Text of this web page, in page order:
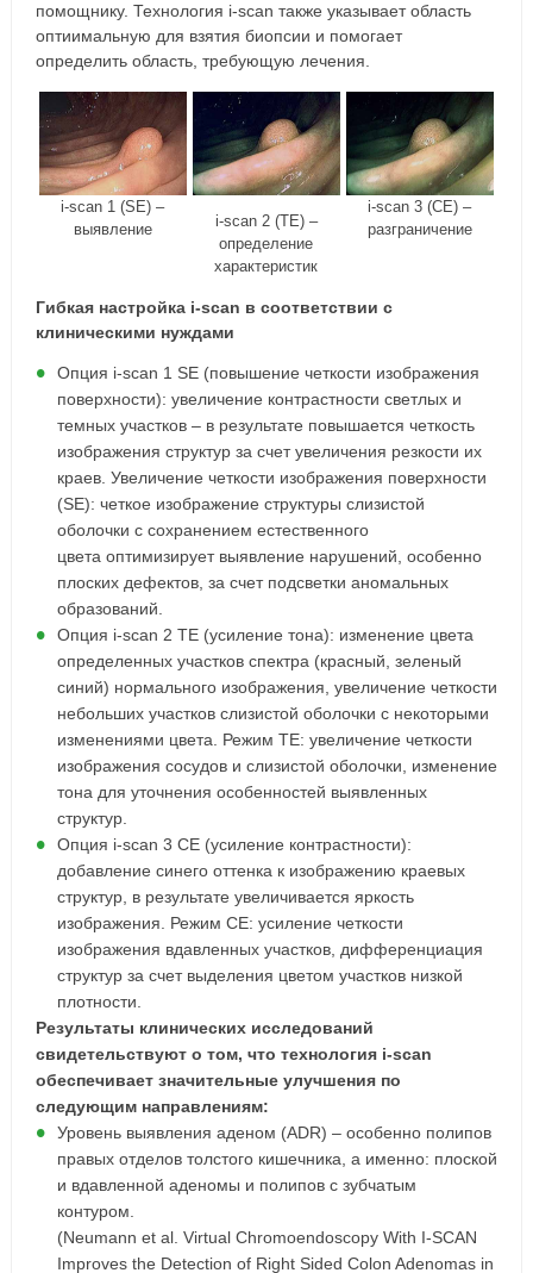
помощнику. Технология i-scan также указывает область
оптиимальную для взятия биопсии и помогает
определить область, требующую лечения.
i-scan 1 (SE) –
выявление
i-scan 2 (TE) –
определение
характеристик
i-scan 3 (CE) –
разграничение
Гибкая настройка i-scan в соответствии с
клиническими нуждами
Опция i-scan 1 SE (повышение четкости изображения
поверхности): увеличение контрастности светлых и
темных участков – в результате повышается четкость
изображения структур за счет увеличения резкости их
краев. Увеличение четкости изображения поверхности
(SE): четкое изображение структуры слизистой
оболочки с сохранением естественного
цвета оптимизирует выявление нарушений, особенно
плоских дефектов, за счет подсветки аномальных
образований.
Опция i-scan 2 ТE (усиление тона): изменение цвета
определенных участков спектра (красный, зеленый
синий) нормального изображения, увеличение четкости
небольших участков слизистой оболочки с некоторыми
изменениями цвета. Режим ТЕ: увеличение четкости
изображения сосудов и слизистой оболочки, изменение
тона для уточнения особенностей выявленных
структур.
Опция i-scan 3 СE (усиление контрастности):
добавление синего оттенка к изображению краевых
структур, в результате увеличивается яркость
изображения. Режим СЕ: усиление четкости
изображения вдавленных участков, дифференциация
структур за счет выделения цветом участков низкой
плотности.
Результаты клинических исследований
свидетельствуют о том, что технология i-scan
обеспечивает значительные улучшения по
следующим направлениям:
Уровень выявления аденом (ADR) – особенно полипов
правых отделов толстого кишечника, а именно: плоской
и вдавленной аденомы и полипов с зубчатым
контуром.
(Neumann et al. Virtual Chromoendoscopy With I-SCAN
Improves the Detection of Right Sided Colon Adenomas in